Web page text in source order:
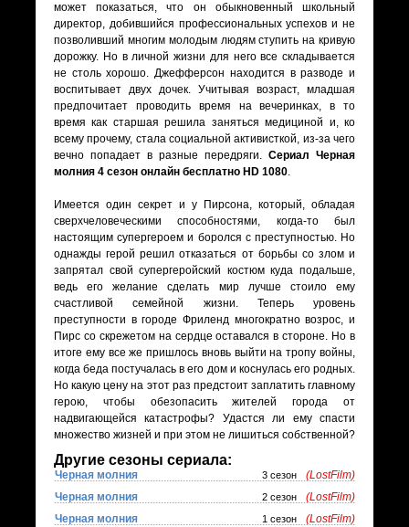
может показаться, что он обыкновенный школьный
директор, добившийся профессиональных успехов и не
позволивший многим молодым людям ступить на кривую
дорожку. Но в личной жизни для него все складывается
не столь хорошо. Джефферсон находится в разводе и
воспитывает двух дочек. Учитывая возраст, младшая
предпочитает проводить время на вечеринках, в то
время как старшая решила заняться медициной и, ко
всему прочему, стала социальной активисткой, из-за чего
вечно попадает в разные передряги. Сериал Черная
молния 4 сезон онлайн бесплатно HD 1080.
Имеется один секрет и у Пирсона, который, обладая
сверхчеловеческими способностями, когда-то был
настоящим супергероем и боролся с преступностью. Но
однажды герой решил отказаться от борьбы со злом и
запрятал свой супергеройский костюм куда подальше,
ведь его желание сделать мир лучше стоило ему
счастливой семейной жизни. Теперь уровень
преступности в городе Фриленд многократно возрос, и
Пирс со скрежетом на сердце оставался в стороне. Но в
итоге ему все же пришлось вновь выйти на тропу войны,
когда беда постучалась в его дом и коснулась его родных.
Но какую цену на этот раз предстоит заплатить главному
герою, чтобы обезопасить жителей города от
надвигающейся катастрофы? Удастся ли ему спасти
множество жизней и при этом не лишиться собственной?
Другие сезоны сериала:
Черная молния 3 сезон
(LostFilm)
Черная молния
2 сезон
(LostFilm)
Черная молния
1 сезон (LostFilm)